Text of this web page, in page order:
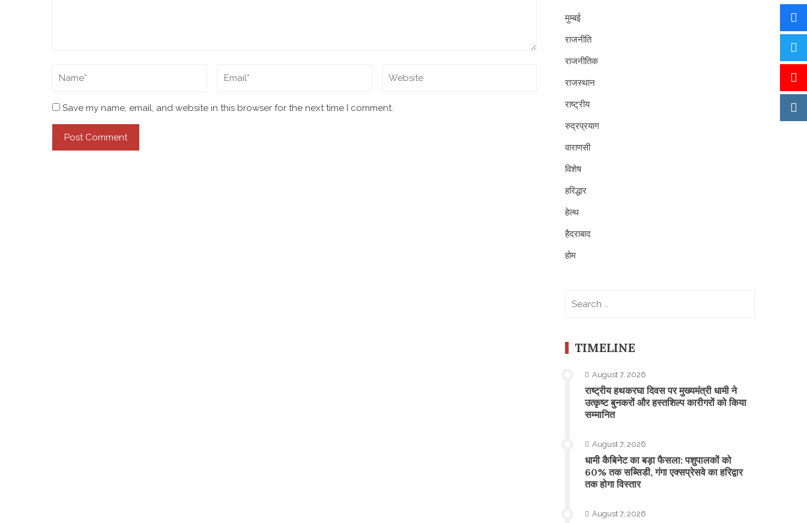
Save my name, email, and website in this browser for the next time I comment.
मुम्बई
राजनीति
राजनीतिक
राजस्थान
राष्ट्रीय
रुद्रप्रयाग
वाराणसी
विशेष
हरिद्धार
हेल्थ
हैदराबाद
होम
TIMELINE
August 7, 2026
राष्ट्रीय हथकरघा दिवस पर मुख्यमंत्री धामी ने
उत्कृष्ट बुनकरों और हस्तशिल्प कारीगरों को किया
सम्मानित
August 7, 2026
​धामी कैबिनेट का बड़ा फैसला: पशुपालकों को
60% तक सब्सिडी, गंगा एक्सप्रेसवे का हरिद्वार
तक होगा विस्तार
August 7, 2026